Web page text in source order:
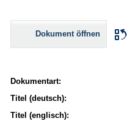
Dokument öffnen
Dokumentart:
Titel (deutsch):
Titel (englisch):